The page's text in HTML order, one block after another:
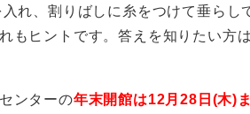
れ、割りばしに糸をつけて垂らし
もヒントです。答えを知りたい方
ンターの年末開館は12月28日(木)